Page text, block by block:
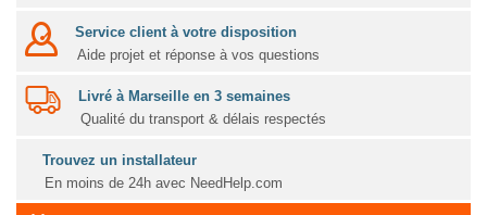
Service client à votre disposition
Aide projet et réponse à vos questions
Livré à Marseille en 3 semaines
Qualité du transport & délais respectés
Trouvez un installateur
En moins de 24h avec NeedHelp.com